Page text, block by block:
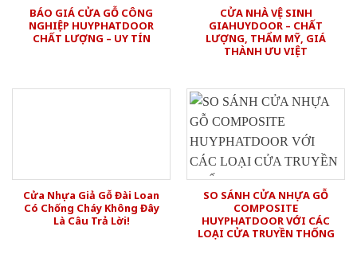
BÁO GIÁ CỬA GỖ CÔNG
NGHIỆP HUYPHATDOOR
CHẤT LƯỢNG – UY TÍN
CỬA NHÀ VỆ SINH
GIAHUYDOOR – CHẤT
LƯỢNG, THẨM MỸ, GIÁ
THÀNH ƯU VIỆT
Cửa Nhựa Giả Gỗ Đài Loan
Có Chống Cháy Không Đây
Là Câu Trả Lời!
SO SÁNH CỬA NHỰA GỖ
COMPOSITE
HUYPHATDOOR VỚI CÁC
LOẠI CỬA TRUYỀN THỐNG